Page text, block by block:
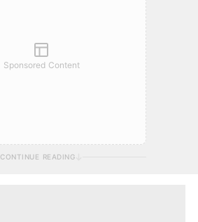
Sponsored Content
CONTINUE READING